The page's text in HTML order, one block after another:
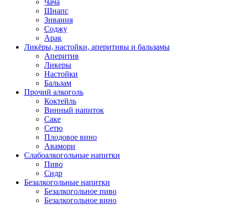
Чача
Шнапс
Зивания
Соджу
Арак
Ликёры, настойки, аперитивы и бальзамы
Аперитив
Ликеры
Настойки
Бальзам
Прочий алкоголь
Коктейль
Винный напиток
Саке
Сетю
Плодовое вино
Авамори
Слабоалкогольные напитки
Пиво
Сидр
Безалкогольные напитки
Безалкогольное пиво
Безалкогольное вино